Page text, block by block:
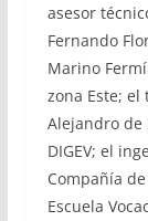
asesor
Fernando
Marino
zona Este; el
Alejandro de
DIGEV; el
Compañía
Escuela